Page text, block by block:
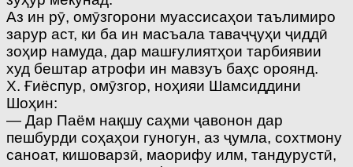
Аз ин рӯ, омӯзгорони муассисаҳои таълимиро
зарур аст, ки ба ин масъала таваҷҷуҳи ҷиддӣ
зоҳир намуда, дар машғулиятҳои тарбиявии
худ бештар атрофи ин мавзуъ баҳс ороянд.
Х. Ғиёспур, омӯзгор, ноҳияи Шамсиддини
Шоҳин:
— Дар Паём нақшу саҳми ҷавонон дар
пешбурди соҳаҳои гуногун, аз ҷумла, сохтмону
саноат, кишоварзӣ, маорифу илм, тандурустӣ,